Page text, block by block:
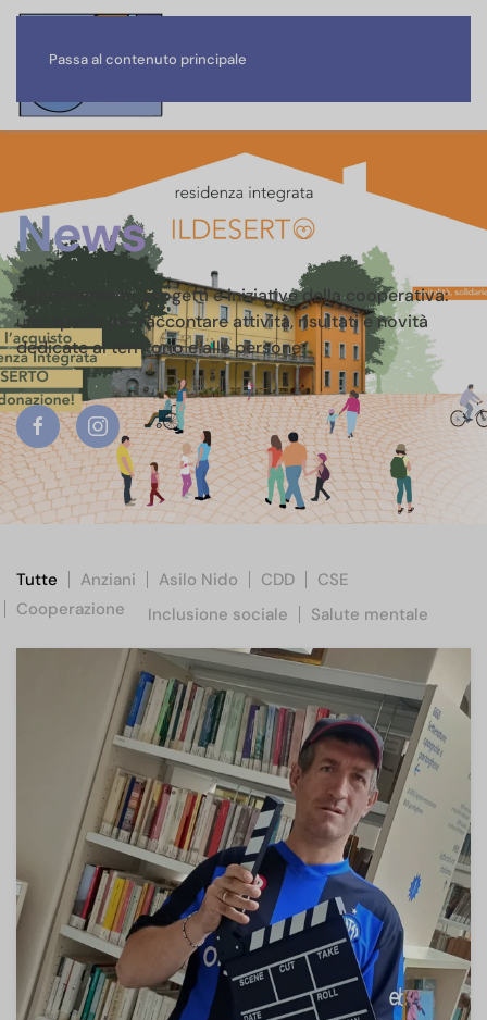
Passa al contenuto principale
News
Aggiornamenti, progetti e iniziative della cooperativa:
uno spazio per raccontare attività, risultati e novità
dedicate al territorio e alle persone.
Tutte Anziani Asilo Nido CDD
CSE
Cooperazione
Inclusione sociale Salute mentale